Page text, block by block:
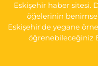
Eskişehir haber sitesi.
öğelerinin
Eskişehir'de yegane
öğrenebileceğiniz